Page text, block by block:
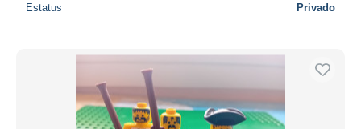
Estatus Privado